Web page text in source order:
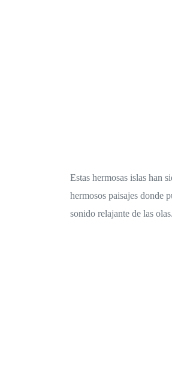
Estas hermosas islas han
hermosos paisajes donde
sonido relajante de las